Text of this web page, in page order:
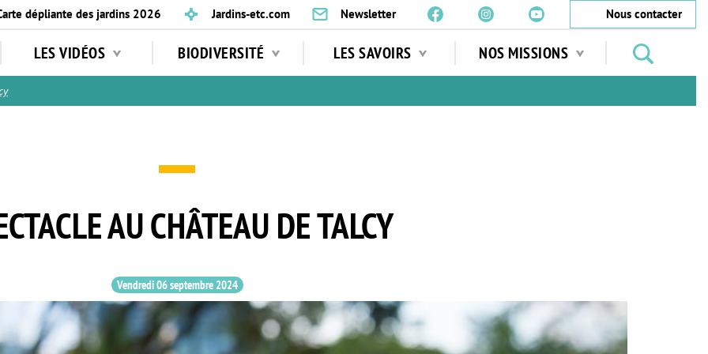
dépliante des jardins 2026 Jardins-etc.com Newsletter
Nous contacter
LES VIDÉOS BIODIVERSITÉ LES SAVOIRS NOS MISSIONS
jardins
AU CHÂTEAU DE TALCY
Vendredi 06 septembre 2024